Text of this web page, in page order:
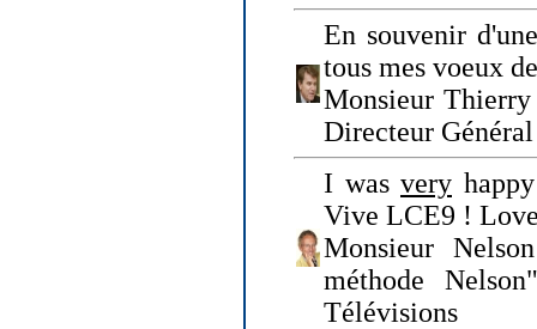
En souvenir
tous mes voeux
Monsieur
Directeur
I was very
Vive LCE9 !
Monsieur
méthode
Télévisions